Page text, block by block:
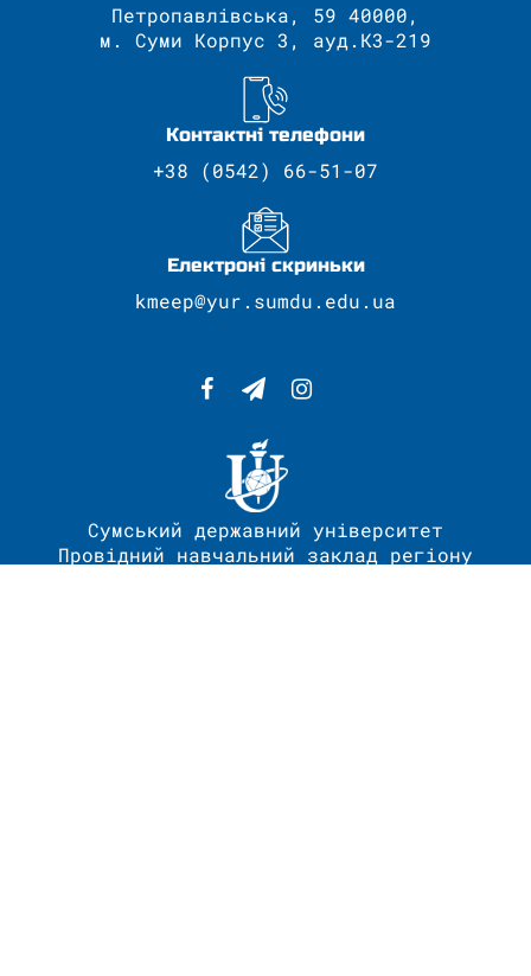
Петропавлівська, 59 40000,
м. Суми Корпус 3, ауд.К3-219
Контактні телефони
+38 (0542) 66-51-07
Електроні скриньки
kmeep@yur.sumdu.edu.ua
Сумський державний університет
Провідний навчальний заклад регіону